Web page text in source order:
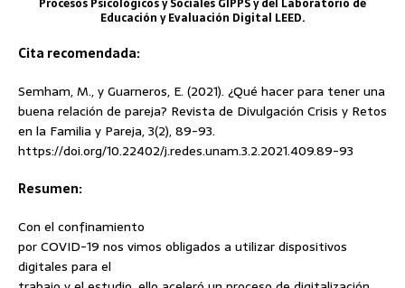
Procesos Psicológicos y Sociales GIPPS y del Laboratorio de
Educación y Evaluación Digital LEED.
Cita recomendada:
Semham, M., y Guarneros, E. (2021). ¿Qué hacer para tener una
buena relación de pareja? Revista de Divulgación Crisis y Retos
en la Familia y Pareja, 3(2), 89-93.
https://doi.org/10.22402/j.redes.unam.3.2.2021.409.89-93
Resumen:
Con el confinamiento
por COVID-19 nos vimos obligados a utilizar dispositivos
digitales para el